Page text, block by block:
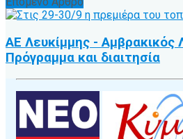
ΑΕ Λευκίμμης - Αμβρακικός
Πρόγραμμα και διαιτησία